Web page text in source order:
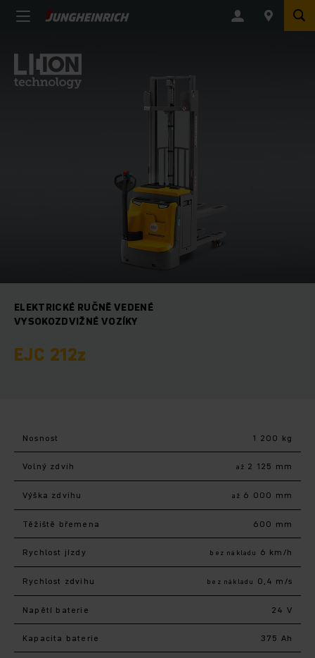
ELEKTRICKÉ RUČNĚ VEDENÉ
VYSOKOZDVIŽNÉ VOZÍKY
EJC 212z
Nosnost 1 200 kg
Volný zdvih až 2 125 mm
Výška zdvihu až 6 000 mm
Těžiště břemena 600 mm
Rychlost jízdy bez nákladu 6 km/h
Rychlost zdvihu bez nákladu 0,4 m/s
Napětí baterie 24 V
Kapacita baterie 375 Ah